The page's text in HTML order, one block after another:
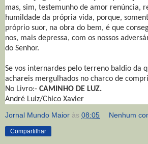
mas, sim, testemunho de amor renúncia,
humildade da própria vida, porque,
próprio suor, na obra do bem, é que
nos, mais depressa, com os nossos
do Senhor.
Se vos internardes pelo terreno baldio da
achareis mergulhados no charco de
No Livro:- CAMINHO DE LUZ.
André Luiz/Chico Xavier
Jornal Mundo Maior às 08:05 Nenhum
Compartilhar